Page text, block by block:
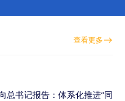
查看更多
总书记报告：体系化推进“同